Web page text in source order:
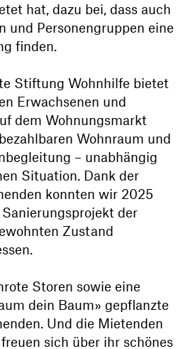
hat, dazu bei, dass auch
und Personengruppen eine
finden.
Stiftung Wohnhilfe bietet
Erwachsenen und
dem Wohnungsmarkt
Wohnraum und
– unabhängig
Situation. Dank der
konnten wir 2025
der
Zustand
Storen sowie eine
dein Baum» gepflanzte
Und die Mietenden
sich über ihr schönes